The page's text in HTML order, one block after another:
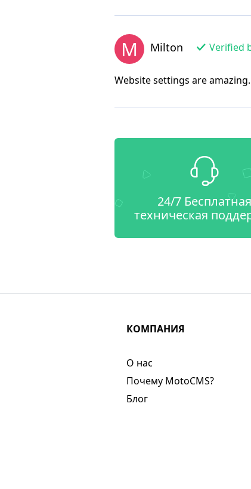
M Milton Verified
Website settings are
24/7 Бесплатная
техническая
КОМПАНИЯ
О нас​
Почему MotoCMS?
Блог